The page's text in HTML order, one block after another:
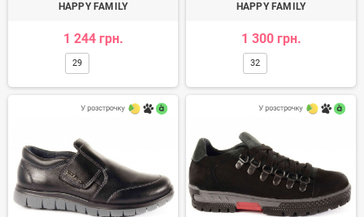
HAPPY FAMILY
1 244 грн.
29
HAPPY FAMILY
1 300 грн.
32